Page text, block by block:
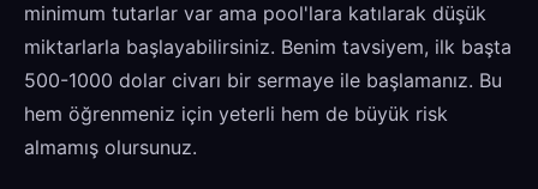
minimum tutarlar var ama pool'lara katılarak düşük
miktarlarla başlayabilirsiniz. Benim tavsiyem, ilk başta
500-1000 dolar civarı bir sermaye ile başlamanız. Bu
hem öğrenmeniz için yeterli hem de büyük risk
almamış olursunuz.